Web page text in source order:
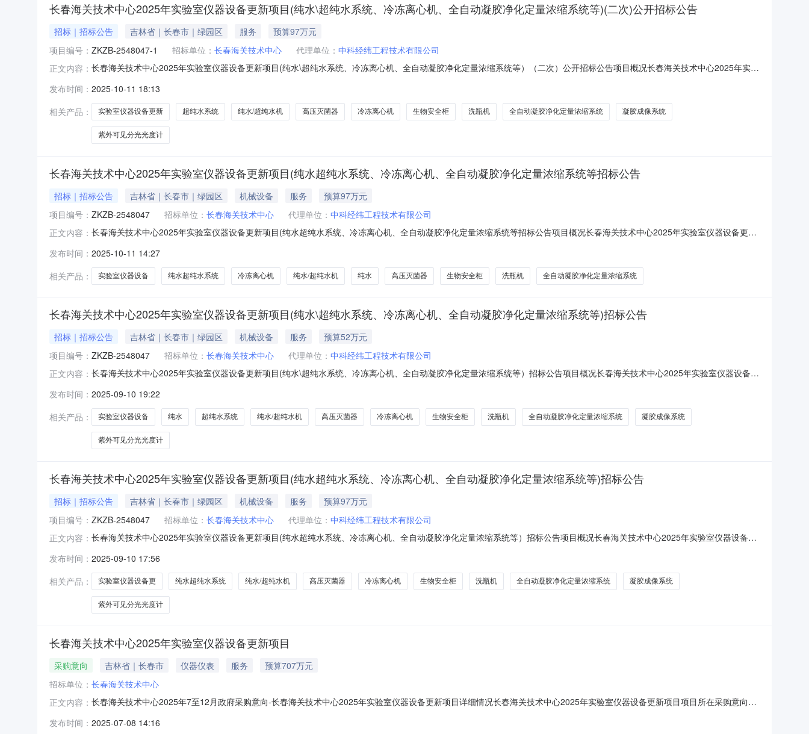
长春海关技术中心2025年实验室仪器设备更新项目(纯水\超纯水系统、冷冻离心机、全自动凝胶净化定量浓缩系统等)(二次)公开招标公告
招标｜招标公告 吉林省｜长春市｜绿园区 服务
预算97万元
项目编号： ZKZB-2548047-1 招标单位： 长春海关技术中心 代理单位： 中科经纬工程技术有限公司
正文内容： 长春海关技术中心2025年实验室仪器设备更新项目(纯水\超纯水系统、冷冻离心机、全自动凝胶净化定量浓缩系统等）（二次）公开招标公告项目概况长春海关技术中心2025年实验
文件，并于2025年11月04日13点00分（北京时间）前递交投标文件。一、项目基本情况项目编号：ZKZB-25
发布时间： 2025-10-11 18:13
相关产品：
实验室仪器设备更新 超纯水系统 纯水/超纯水机 高压灭菌器 冷冻离心机 生物安全柜 洗瓶机 全自动凝胶净化定量浓缩系统 凝胶成像系统
紫外可见分光光度计
长春海关技术中心2025年实验室仪器设备更新项目(纯水超纯水系统、冷冻离心机、全自动凝胶净化定量浓缩系统等招标公告
招标｜招标公告 吉林省｜长春市｜绿园区 机械设备 服务
预算97万元
项目编号： ZKZB-2548047 招标单位： 长春海关技术中心 代理单位： 中科经纬工程技术有限公司
正文内容： 长春海关技术中心2025年实验室仪器设备更新项目(纯水超纯水系统、冷冻离心机、全自动凝胶净化定量浓缩系统等招标公告项目概况长春海关技术中心2025年实验室仪器设备更新
2025年11月4日13点00分（北京时间）前递交投标文件。一、项目基本情况1.项目编号：ZKZB-2548047（二
发布时间： 2025-10-11 14:27
相关产品：
实验室仪器设备 纯水超纯水系统 冷冻离心机 纯水/超纯水机 纯水 高压灭菌器 生物安全柜 洗瓶机 全自动凝胶净化定量浓缩系统
长春海关技术中心2025年实验室仪器设备更新项目(纯水\超纯水系统、冷冻离心机、全自动凝胶净化定量浓缩系统等)招标公告
招标｜招标公告 吉林省｜长春市｜绿园区 机械设备 服务
预算52万元
项目编号： ZKZB-2548047 招标单位： 长春海关技术中心 代理单位： 中科经纬工程技术有限公司
正文内容： 长春海关技术中心2025年实验室仪器设备更新项目(纯水\超纯水系统、冷冻离心机、全自动凝胶净化定量浓缩系统等）招标公告项目概况长春海关技术中心2025年实验室仪器设备更
2025年10月09日13点30分（北京时间）前递交投标文件。一、项目基本情况项目编号：ZKZB-2548047项目名称：长春海关技术中心2025年实验室仪器设备更新项目(纯水\
发布时间： 2025-09-10 19:22
相关产品：
实验室仪器设备 纯水 超纯水系统 纯水/超纯水机 高压灭菌器 冷冻离心机 生物安全柜 洗瓶机 全自动凝胶净化定量浓缩系统 凝胶成像系统
紫外可见分光光度计
长春海关技术中心2025年实验室仪器设备更新项目(纯水超纯水系统、冷冻离心机、全自动凝胶净化定量浓缩系统等)招标公告
招标｜招标公告 吉林省｜长春市｜绿园区 机械设备 服务
预算97万元
项目编号： ZKZB-2548047 招标单位： 长春海关技术中心 代理单位： 中科经纬工程技术有限公司
正文内容： 长春海关技术中心2025年实验室仪器设备更新项目(纯水超纯水系统、冷冻离心机、全自动凝胶净化定量浓缩系统等）招标公告项目概况长春海关技术中心2025年实验室仪器设备更
月9日13点30分（北京时间）前递交投标文件。一、项目基本情况1.项目编号：ZKZB-2548047；2.项目名称：长春海关技术中心2025年实验室仪器设备更新项目(纯水超纯
发布时间： 2025-09-10 17:56
相关产品：
实验室仪器设备更 纯水超纯水系统 纯水/超纯水机 高压灭菌器 冷冻离心机 生物安全柜 洗瓶机 全自动凝胶净化定量浓缩系统 凝胶成像系统
紫外可见分光光度计
长春海关技术中心2025年实验室仪器设备更新项目
采购意向 吉林省｜长春市 仪器仪表 服务
预算707万元
招标单位： 长春海关技术中心
正文内容： 长春海关技术中心2025年7至12月政府采购意向-长春海关技术中心2025年实验室仪器设备更新项目详细情况长春海关技术中心2025年实验室仪器设备更新项目项目所在采购意向：
币)采购品目：A02109900其他仪器仪表采购需求概况：红外碳氢仪1台、梯度PCR仪1台、索氏提取仪1台、全自动直接测汞仪1台、脂肪测定仪1台、测汞仪1台、酶标仪1台、紫
发布时间： 2025-07-08 14:16